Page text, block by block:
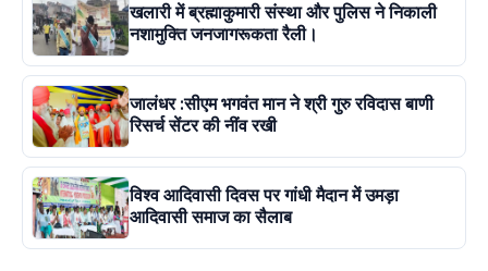
खलारी में ब्रह्माकुमारी संस्था और पुलिस ने निकाली
नशामुक्ति जनजागरूकता रैली।
जालंधर :सीएम भगवंत मान ने श्री गुरु रविदास बाणी
रिसर्च सेंटर की नींव रखी
विश्व आदिवासी दिवस पर गांधी मैदान में उमड़ा
आदिवासी समाज का सैलाब